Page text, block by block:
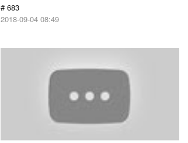
# 683
2018-09-04 08:49